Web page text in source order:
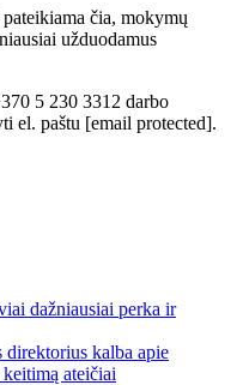
čia, mokymų
užduodamus
5 230 3312 darbo
el. paštu [email protected].
dažniausiai perka ir
kalba apie
ateičiai